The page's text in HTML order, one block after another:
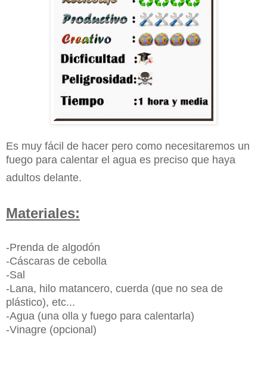
Es muy fácil de hacer pero como necesitaremos un
fuego para calentar el agua es preciso que haya
adultos delante.
Materiales:
-Prenda de algodón
-Cáscaras de cebolla
-Sal
-Lana, hilo matancero, cuerda (que no sea de
plástico), etc...
-Agua (una olla y fuego para calentarla)
-Vinagre (opcional)